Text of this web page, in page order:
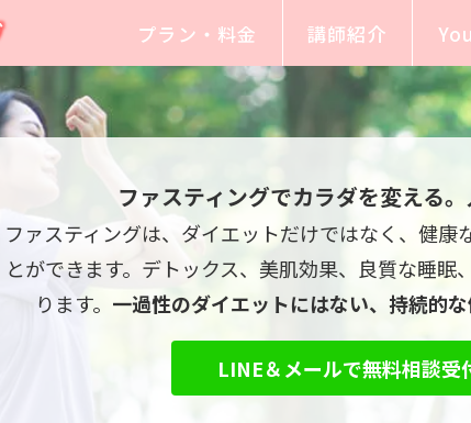
プラン・料金 講師紹介
ファスティングでカラダを変える。
ファスティングは、ダイエットだけではなく、健康
とができます。デトックス、美肌効果、良質な睡眠
ります。 一過性のダイエットにはない、持続的
LINE＆メールで無料相談受